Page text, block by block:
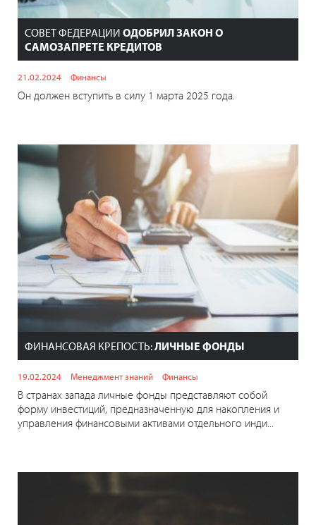
СОВЕТ ФЕДЕРАЦИИ ОДОБРИЛ ЗАКОН О
САМОЗАПРЕТЕ КРЕДИТОВ
21.02.2024 Финансы
Он должен вступить в силу 1 марта 2025 года.
ФИНАНСОВАЯ КРЕПОСТЬ:ЛИЧНЫЕ ФОНДЫ
19.02.2024 Менеджмент знаний Финансы
В странах запада личные фонды представляют собой
форму инвестиций, предназначенную для накопления и
управления финансовыми активами отдельного инди...